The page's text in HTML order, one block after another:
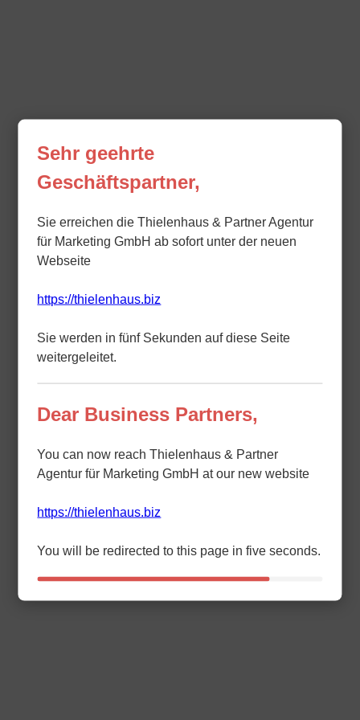
Sehr geehrte
Geschäftspartner,
Sie erreichen die Thielenhaus & Partner Agentur
für Marketing GmbH ab sofort unter der neuen
Webseite
https://thielenhaus.biz
Sie werden in fünf Sekunden auf diese Seite
weitergeleitet.
Dear Business Partners,
You can now reach Thielenhaus & Partner
Agentur für Marketing GmbH at our new website
https://thielenhaus.biz
You will be redirected to this page in five seconds.